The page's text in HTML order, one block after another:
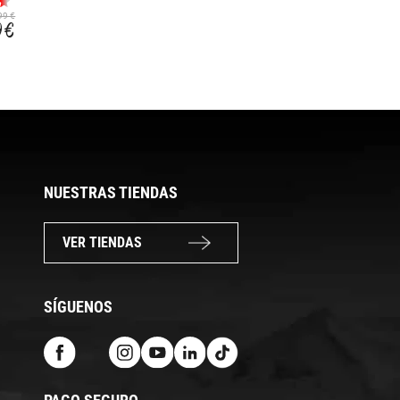
€
€
NUESTRAS TIENDAS
VER TIENDAS
SÍGUENOS